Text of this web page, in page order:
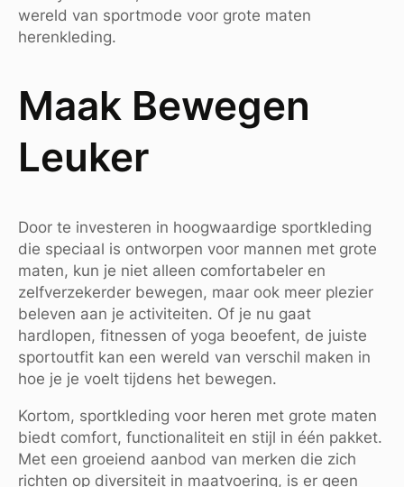
wereld van sportmode voor grote maten
herenkleding.
Maak Bewegen
Leuker
Door te investeren in hoogwaardige sportkleding
die speciaal is ontworpen voor mannen met grote
maten, kun je niet alleen comfortabeler en
zelfverzekerder bewegen, maar ook meer plezier
beleven aan je activiteiten. Of je nu gaat
hardlopen, fitnessen of yoga beoefent, de juiste
sportoutfit kan een wereld van verschil maken in
hoe je je voelt tijdens het bewegen.
Kortom, sportkleding voor heren met grote maten
biedt comfort, functionaliteit en stijl in één pakket.
Met een groeiend aanbod van merken die zich
richten op diversiteit in maatvoering, is er geen